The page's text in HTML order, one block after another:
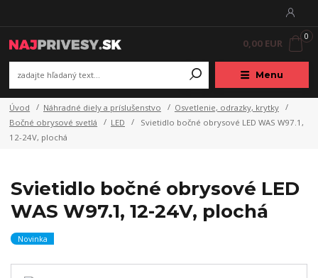
Menu
0
0,00 EUR
Úvod Náhradné diely a príslušenstvo
Osvetlenie, odrazky, krytky
Bočné obrysové svetlá
LED
Svietidlo bočné obrysové LED WAS W97.1,
12-24V, plochá
Svietidlo bočné obrysové LED
WAS W97.1, 12-24V, plochá
Novinka